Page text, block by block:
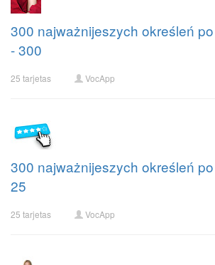
300 najważnijeszych określeń
- 300
25 tarjetas VocApp
300 najważnijeszych określeń
25
25 tarjetas VocApp